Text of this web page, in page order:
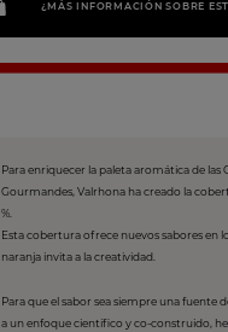
¿MÁS INFORMACIÓN SOBRE
Para enriquecer la paleta aromática de las
Gourmandes, Valrhona ha creado la
%.
Esta cobertura ofrece nuevos sabores en
naranja invita a la creatividad.
Para que el sabor sea siempre una fuente
a un enfoque científico y co-construido,